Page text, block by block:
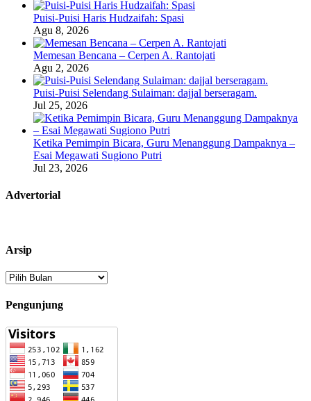
Puisi-Puisi Haris Hudzaifah: Spasi
Agu 8, 2026
Memesan Bencana – Cerpen A. Rantojati
Agu 2, 2026
Puisi-Puisi Selendang Sulaiman: dajjal berseragam.
Jul 25, 2026
Ketika Pemimpin Bicara, Guru Menanggung Dampaknya –
Esai Megawati Sugiono Putri
Jul 23, 2026
Advertorial
Arsip
Arsip
Pengunjung